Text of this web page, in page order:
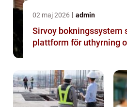
02 maj 2026 admin
Sirvoy bokningssystem så väljer du rätt
plattform för uthyrning